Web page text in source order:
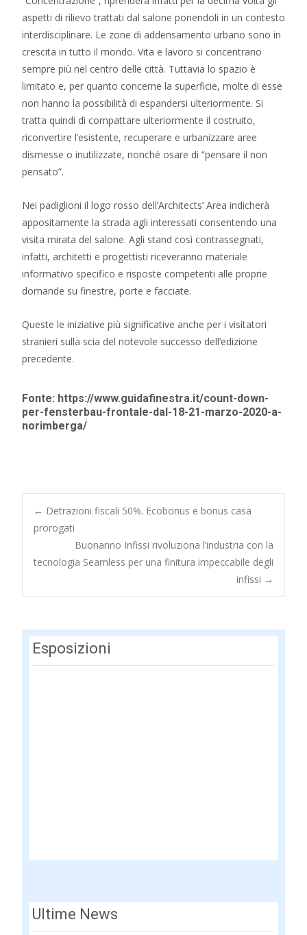
aspetti di rilievo trattati dal salone ponendoli in un contesto
interdisciplinare. Le zone di addensamento urbano sono in
crescita in tutto il mondo. Vita e lavoro si concentrano
sempre più nel centro delle città. Tuttavia lo spazio è
limitato e, per quanto concerne la superficie, molte di esse
non hanno la possibilità di espandersi ulteriormente. Si
tratta quindi di compattare ulteriormente il costruito,
riconvertire l’esistente, recuperare e urbanizzare aree
dismesse o inutilizzate, nonché osare di “pensare il non
pensato”.
Nei padiglioni il logo rosso dell’Architects’ Area indicherà
appositamente la strada agli interessati consentendo una
visita mirata del salone. Agli stand così contrassegnati,
infatti, architetti e progettisti riceveranno materiale
informativo specifico e risposte competenti alle proprie
domande su finestre, porte e facciate.
Queste le iniziative più significative anche per i visitatori
stranieri sulla scia del notevole successo dell’edizione
precedente.
Fonte: https://www.guidafinestra.it/count-down-
per-fensterbau-frontale-dal-18-21-marzo-2020-a-
norimberga/
Post
navigation
← Detrazioni fiscali 50%. Ecobonus e bonus casa
prorogati
Buonanno Infissi rivoluziona l’industria con la
tecnologia Seamless per una finitura impeccabile degli
infissi →
Esposizioni
Ultime News